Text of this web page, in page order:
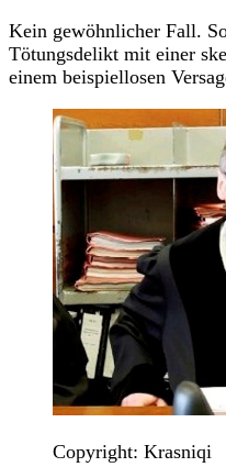
Kein gewöhnlicher Fall.
Tötungsdelikt mit einer
einem beispiellosen
Copyright: Krasniqi